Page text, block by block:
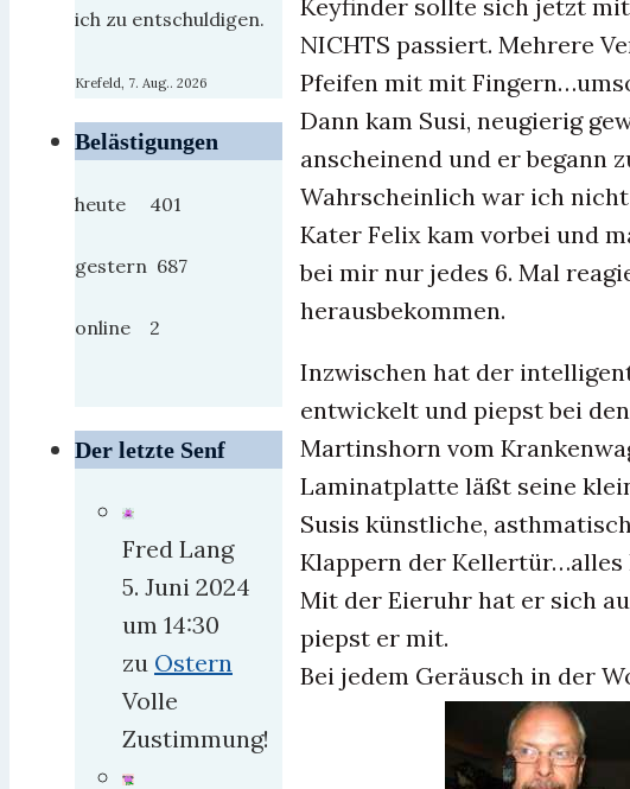
Keyfinder sollte sich jetzt
NICHTS passiert. Mehrere
Pfeifen mit mit
Dann kam Susi, neugierig
anscheinend und er begann
Wahrscheinlich war ich nicht
Kater Felix kam vorbei und
bei mir nur jedes 6. Mal
herausbekommen.
Inzwischen hat der
entwickelt und piepst bei
Martinshorn vom
Laminatplatte läßt seine
Susis künstliche,
Klappern der Kellertür…alles
Mit der Eieruhr hat er sich
piepst er mit.
Bei jedem Geräusch in der
ich zu entschuldigen.
Krefeld, 7. Aug.. 2026
Belästigungen
heute 401
gestern 687
online 2
Der letzte Senf
Fred Lang
5. Juni 2024
um 14:30
zu Ostern
Volle
Zustimmung!